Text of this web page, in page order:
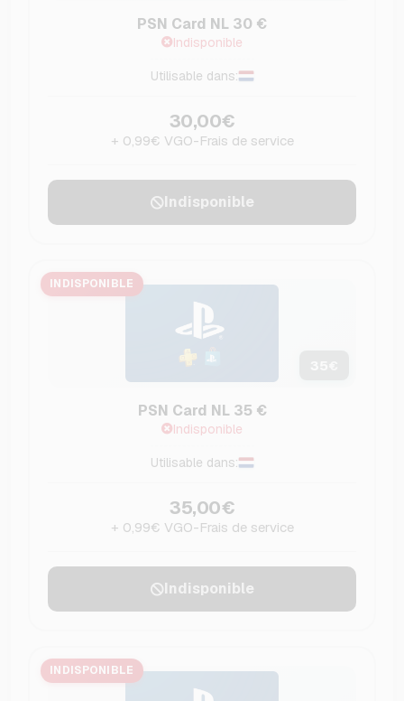
PSN Card NL 30 €
Indisponible
Utilisable dans:
30,00€
+ 0,99€ VGO-Frais de service
Indisponible
INDISPONIBLE
PSN Card NL 35 €
Indisponible
Utilisable dans:
35,00€
+ 0,99€ VGO-Frais de service
Indisponible
INDISPONIBLE